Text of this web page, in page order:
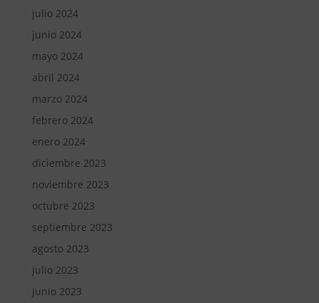
julio 2024
junio 2024
mayo 2024
abril 2024
marzo 2024
febrero 2024
enero 2024
diciembre 2023
noviembre 2023
octubre 2023
septiembre 2023
agosto 2023
julio 2023
junio 2023